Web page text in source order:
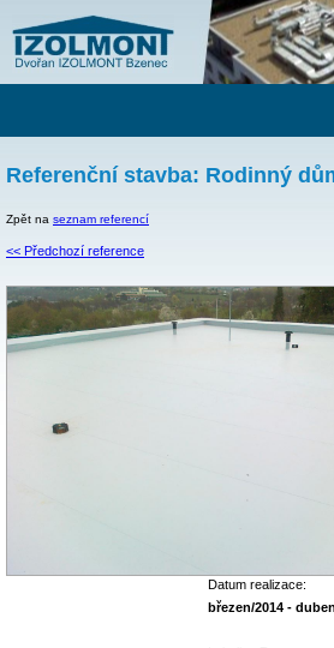
Referenční stavba: Rodinný
Zpět na seznam referencí
<< Předchozí reference
Datum realizace:
březen/2014 -